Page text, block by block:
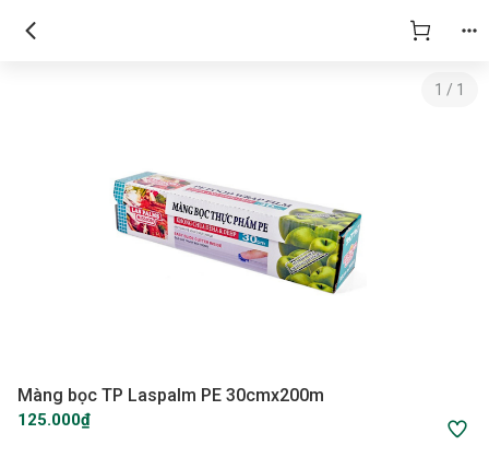
1 / 1
Màng bọc TP Laspalm PE 30cmx200m
125.000₫